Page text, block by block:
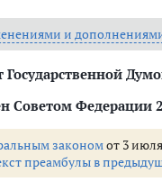
и
Советом Федерации
закономот 3
преамбулы в